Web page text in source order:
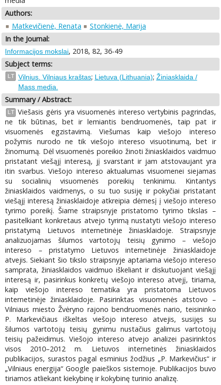
Authors:
Matkevičienė, Renata
Stonkienė, Marija
In the Journal:
Informacijos mokslai, 2018, 82, 36-49
Subject terms:
LT Vilnius. Vilniaus kraštas; Lietuva (Lithuania); Žiniasklaida /
Mass media.
Summary / Abstract:
LT Viešasis gėris yra visuomenės intereso vertybinis pagrindas,
ne tik būtinas, bet ir lemiantis bendruomenės, taip pat ir
visuomenės egzistavimą. Viešumas kaip viešojo intereso
požymis nurodo ne tik viešojo intereso visuotinumą, bet ir
žinomumą. Dėl visuomenės poreikio žinoti žiniasklaidos vaidmuo
pristatant viešąjį interesą, jį svarstant ir jam atstovaujant yra
itin svarbus. Viešojo intereso aktualumas visuomenei siejamas
su socialinių visuomenės poreikių tenkinimu. Kintantys
žiniasklaidos vaidmenys, o su tuo susiję ir pokyčiai pristatant
viešąjį interesą žiniasklaidoje atkreipia dėmesį į viešojo intereso
tyrimo poreikį. Šiame straipsnyje pristatomo tyrimo tikslas –
pasitelkiant konkretaus atvejo tyrimą nustatyti viešojo intereso
pristatymą Lietuvos internetinėje žiniasklaidoje. Straipsnyje
analizuojamas šilumos vartotojų teisių gynimo – viešojo
intereso – pristatymo Lietuvos internetinėje žiniasklaidoje
atvejis. Siekiant šio tikslo straipsnyje aptariama viešojo intereso
samprata, žiniasklaidos vaidmuo iškeliant ir diskutuojant viešąjį
interesą ir, pasirinkus konkretų viešojo intereso atvejį, tiriama,
kaip viešojo intereso tematika yra pristatoma Lietuvos
internetinėje žiniasklaidoje. Pasirinktas visuomenės atstovo –
Vilniaus miesto Žvėryno rajono bendruomenės nario, teisininko
P. Markevičiaus iškeltas viešojo intereso atvejis, susijęs su
šilumos vartotojų teisių gynimu nustačius galimus vartotojų
teisių pažeidimus. Viešojo intereso atvejo analizei pasirinktos
visos 2010–2012 m. Lietuvos internetinės žiniasklaidos
publikacijos, surastos pagal esminius žodžius „P. Markevičius“ ir
„Vilniaus energija“ Google paieškos sistemoje. Publikacijos buvo
tiriamos atliekant kiekybinę ir kokybinę turinio analizę.